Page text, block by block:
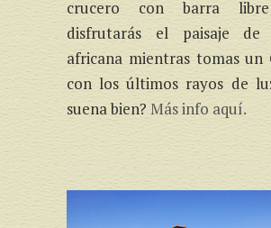
crucero con barra
disfrutarás el paisaje
africana mientras tomas un
con los últimos rayos de
suena bien? Más info aquí.